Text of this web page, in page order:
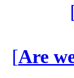
[Are